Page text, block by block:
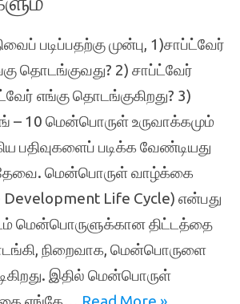
படிப்பதற்கு முன்பு, 1)சாப்ட்வேர்
தொடங்குவது? 2) சாப்ட்வேர்
எங்கு தொடங்குகிறது? 3)
– 10 மென்பொருள் உருவாக்கமும்
பதிவுகளைப் படிக்க வேண்டியது
மென்பொருள் வாழ்க்கை
Life Cycle) என்பது
மென்பொருளுக்கான திட்டத்தை
நிறைவாக, மென்பொருளை
இதில் மென்பொருள்